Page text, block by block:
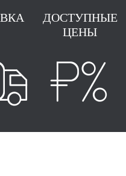
ДОСТУПНЫЕ
ЦЕНЫ